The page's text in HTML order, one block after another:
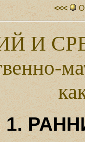
<<<
И
1.